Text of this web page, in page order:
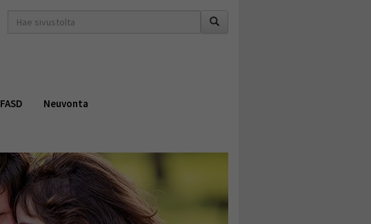
hakusana(t)
FASD Neuvonta